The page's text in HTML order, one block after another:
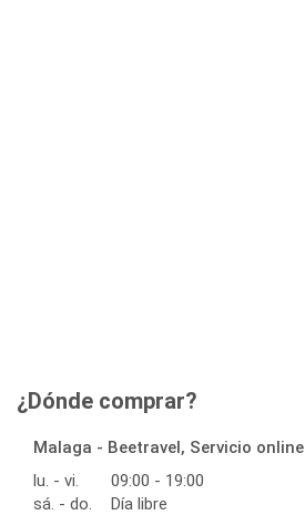
¿Dónde comprar?
Malaga - Beetravel, Servicio online
lu. - vi.
09:00 - 19:00
sá. - do.
Día libre